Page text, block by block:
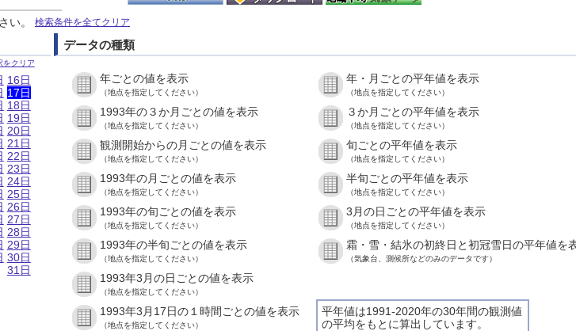
い。 検索条件を全てクリア
をクリア
16日
17日
18日
19日
20日
21日
22日
23日
24日
25日
26日
27日
28日
29日
30日
31日
データの種類
年ごとの値を表示
（地点を指定してください）
年・月ごとの平年値を表示
（地点を指定してください）
1993年の３か月ごとの値を表示
（地点を指定してください）
３か月ごとの平年値を表示
（地点を指定してください）
観測開始からの月ごとの値を表示
（地点を指定してください）
旬ごとの平年値を表示
（地点を指定してください）
1993年の月ごとの値を表示
（地点を指定してください）
半旬ごとの平年値を表示
（地点を指定してください）
1993年の旬ごとの値を表示
（地点を指定してください）
3月の日ごとの平年値を表示
（地点を指定してください）
1993年の半旬ごとの値を表示
（地点を指定してください）
霜・雪・結氷の初終日と初冠雪日の平年値を
（気象台、測候所などのみのデータです）
1993年3月の日ごとの値を表示
（地点を指定してください）
平年値は1991-2020年の30年間の観測値
の平均をもとに算出しています。
1993年3月17日の１時間ごとの値を表示
（地点を指定してください）